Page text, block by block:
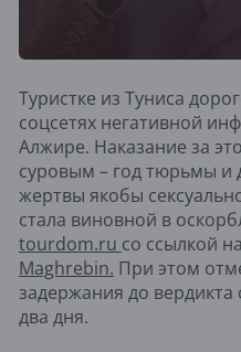
Туристке из Туниса
соцсетях негативной
Алжире. Наказание за
суровым – год тюрьмы
жертвы якобы
стала виновной в
tourdom.ru со ссылкой
Maghrebin. При этом
задержания до вердикта
два дня.